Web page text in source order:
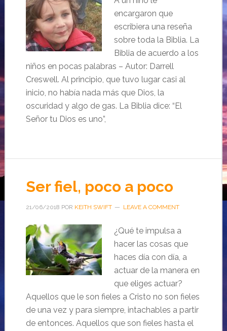
encargaron que
escribiera una reseña
sobre toda la Biblia. La
Biblia de acuerdo a los
niños en pocas palabras – Autor: Darrell
Creswell. Al principio, que tuvo lugar casi al
inicio, no había nada más que Dios, la
oscuridad y algo de gas. La Biblia dice: “El
Señor tu Dios es uno”,
Ser fiel, poco a poco
21/06/2018 POR KEITH SWIFT LEAVE A COMMENT
¿Qué te impulsa a
hacer las cosas que
haces día con día, a
actuar de la manera en
que eliges actuar?
Aquellos que le son fieles a Cristo no son fieles
de una vez y para siempre, intachables a partir
de entonces. Aquellos que son fieles hasta el